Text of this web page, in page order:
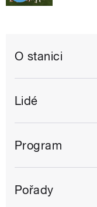
O stanici
Lidé
Program
Pořady